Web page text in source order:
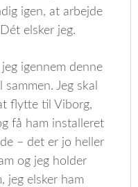
igen, at arbejde
elsker jeg.
igennem denne
Jeg skal
flytte til Viborg,
få ham installeret
– det er jo heller
og jeg holder
jeg elsker ham